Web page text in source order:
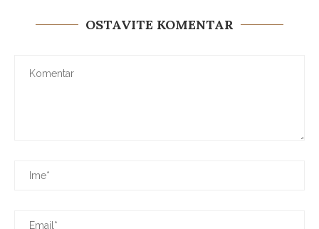
OSTAVITE KOMENTAR